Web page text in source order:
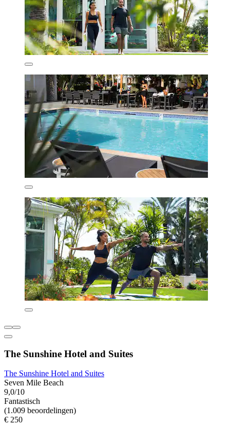
The Sunshine Hotel and Suites
The Sunshine Hotel and Suites
Seven Mile Beach
9,0/10
Fantastisch
(1.009 beoordelingen)
€ 250